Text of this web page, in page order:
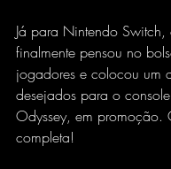
Já para Nintendo
finalmente pensou no
jogadores e colocou um
desejados para o
Odyssey, em promoção.
completa!